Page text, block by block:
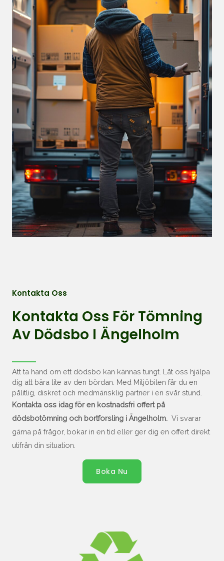
Kontakta Oss
Kontakta Oss För Tömning
Av Dödsbo I Ängelholm
Att ta hand om ett dödsbo kan kännas tungt. Låt oss hjälpa
dig att bära lite av den bördan. Med Miljöbilen får du en
pålitlig, diskret och medmänsklig partner i en svår stund.
Kontakta oss idag för en kostnadsfri offert på
dödsbotömning och bortforsling i Ängelholm. Vi svarar
gärna på frågor, bokar in en tid eller ger dig en offert direkt
utifrån din situation.
Boka Nu